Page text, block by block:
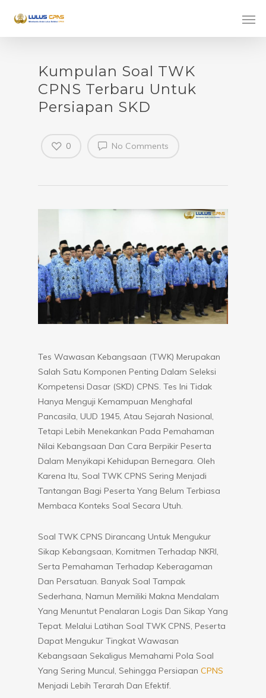
Kumpulan Soal TWK
CPNS Terbaru Untuk
Persiapan SKD
No Comments
0
Tes Wawasan Kebangsaan (TWK) Merupakan
Salah Satu Komponen Penting Dalam Seleksi
Kompetensi Dasar (SKD) CPNS. Tes Ini Tidak
Hanya Menguji Kemampuan Menghafal
Pancasila, UUD 1945, Atau Sejarah Nasional,
Tetapi Lebih Menekankan Pada Pemahaman
Nilai Kebangsaan Dan Cara Berpikir Peserta
Dalam Menyikapi Kehidupan Bernegara. Oleh
Karena Itu, Soal TWK CPNS Sering Menjadi
Tantangan Bagi Peserta Yang Belum Terbiasa
Membaca Konteks Soal Secara Utuh.
Soal TWK CPNS Dirancang Untuk Mengukur
Sikap Kebangsaan, Komitmen Terhadap NKRI,
Serta Pemahaman Terhadap Keberagaman
Dan Persatuan. Banyak Soal Tampak
Sederhana, Namun Memiliki Makna Mendalam
Yang Menuntut Penalaran Logis Dan Sikap Yang
Tepat. Melalui Latihan Soal TWK CPNS, Peserta
Dapat Mengukur Tingkat Wawasan
Kebangsaan Sekaligus Memahami Pola Soal
Yang Sering Muncul, Sehingga Persiapan CPNS
Menjadi Lebih Terarah Dan Efektif.